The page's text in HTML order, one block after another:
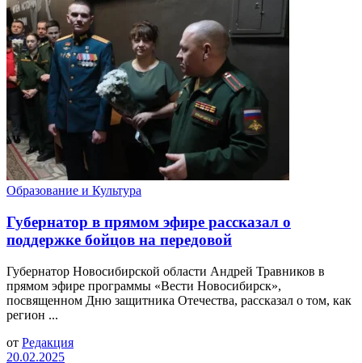
Образование и Культура
Губернатор в прямом эфире рассказал о
поддержке бойцов на передовой
Губернатор Новосибирской области Андрей Травников в
прямом эфире программы «Вести Новосибирск»,
посвященном Дню защитника Отечества, рассказал о том, как
регион ...
от Редакция
20.02.2025